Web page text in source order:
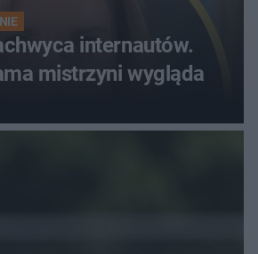
internautów.
mistrzyni wygląda